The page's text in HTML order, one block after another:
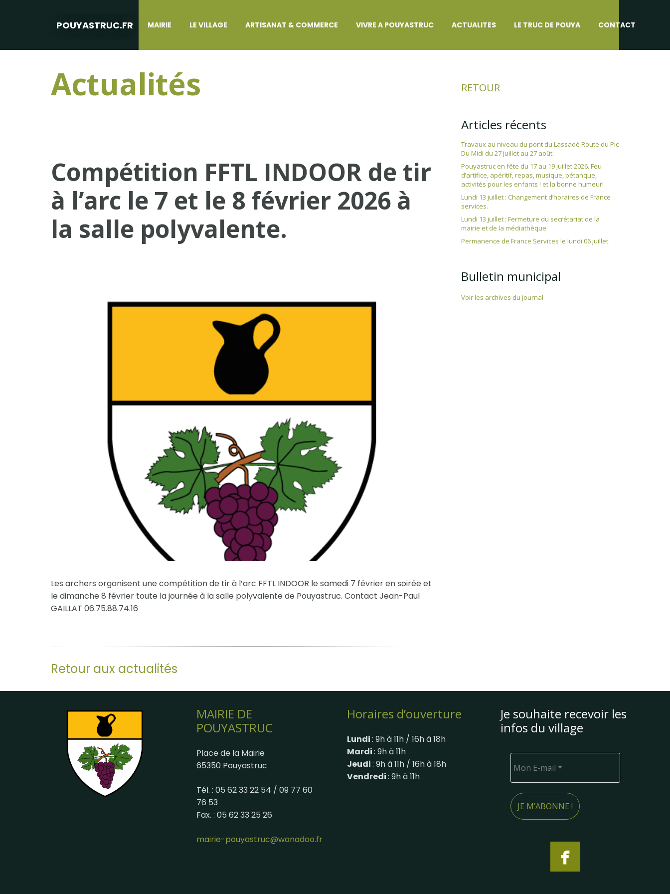
POUYASTRUC.FR MAIRIE LE VILLAGE ARTISANAT & COMMERCE VIVRE A POUYASTRUC ACTUALITES LE TRUC DE POUYA CONTACT
Actualités
Compétition FFTL INDOOR de tir
à l’arc le 7 et le 8 février 2026 à
la salle polyvalente.
Les archers organisent une compétition de tir à l’arc FFTL INDOOR le samedi 7 février en soirée et
le dimanche 8 février toute la journée à la salle polyvalente de Pouyastruc. Contact Jean-Paul
GAILLAT 06.75.88.74.16
Retour aux actualités
RETOUR
Articles récents
Travaux au niveau du pont du Lassadé Route du Pic
Du Midi du 27 juillet au 27 août.
Pouyastruc en fête du 17 au 19 juillet 2026. Feu
d’artifice, apéritif, repas, musique, pétanque,
activités pour les enfants ! et la bonne humeur!
Lundi 13 juillet : Changement d’horaires de France
services.
Lundi 13 juillet : Fermeture du secrétariat de la
mairie et de la médiathèque.
Permanence de France Services le lundi 06 juillet.
Bulletin municipal
Voir les archives du journal
MAIRIE DE
POUYASTRUC
Place de la Mairie
65350 Pouyastruc
Tél. : 05 62 33 22 54 / 09 77 60
76 53
Fax. : 05 62 33 25 26
mairie-pouyastruc@wanadoo.fr
Horaires d’ouverture
Lundi: 9h à 11h / 16h à 18h
Mardi: 9h à 11h
Jeudi: 9h à 11h / 16h à 18h
Vendredi: 9h à 11h
Je souhaite recevoir les
infos du village